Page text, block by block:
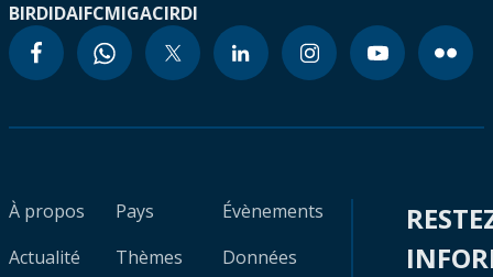
BIRDIDAIFCMIGACIRDI
À propos
Actualité
Pays
Thèmes
Évènements
Données